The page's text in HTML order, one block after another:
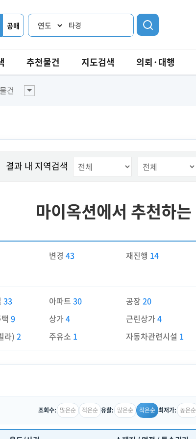
공매 타경
추천물건 지도검색 의뢰·대행
건
결과 내 지역검색
마이옥션에서 추천하
변경43 재진행 14
33 아파트30 공장20
9 상가4 근린상가4
라) 2 주유소 1 자동차관련시설 1
조회수: 많은순 적은순 유찰: 많은순 적은순 최저가: 높은순